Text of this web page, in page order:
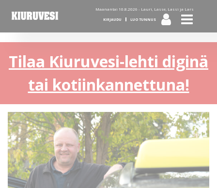
Maanantai 10.8.2026 - Lauri, Lasse, Lassi ja Lars
KIRJAUDU LUO TUNNUS
Tilaa Kiuruvesi-lehti diginä
tai kotiinkannettuna!